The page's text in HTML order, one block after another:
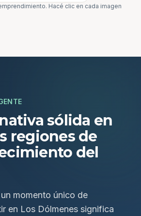
Hacé clic en cada imagen
sólida en
regiones de
del
momento único de
en Los Dólmenes significa